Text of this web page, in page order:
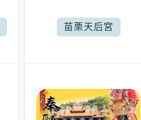
苗栗天后宮